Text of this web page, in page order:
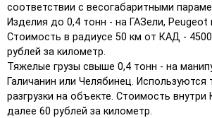
соответствии с весогабаритными
Изделия до 0,4 тонн - на ГАЗели, Peugeot
Стоимость в радиусе 50 км от КАД -
рублей за километр.
Тяжелые грузы свыше 0,4 тонн - на
Галичанин или Челябинец. Используются
разгрузки на объекте. Стоимость
далее 60 рублей за километр.